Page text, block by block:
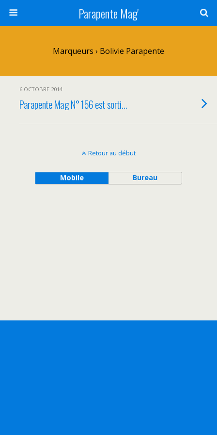
Parapente Mag'
Marqueurs › Bolivie Parapente
6 OCTOBRE 2014
Parapente Mag N° 156 est sorti…
Retour au début
Mobile Bureau